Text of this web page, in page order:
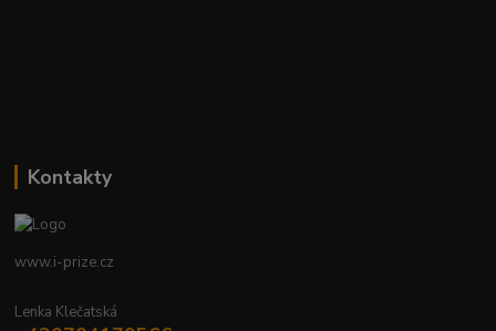
Kontakty
www.i-prize.cz
Lenka Klečatská